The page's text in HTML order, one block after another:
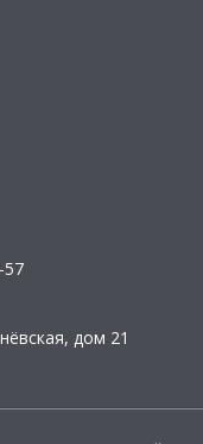
57
дом 21